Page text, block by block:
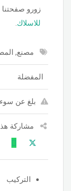
زورو
للاسلاك.
مصنع,
المفضلة
بلغ عن
مشاركة
التركيب